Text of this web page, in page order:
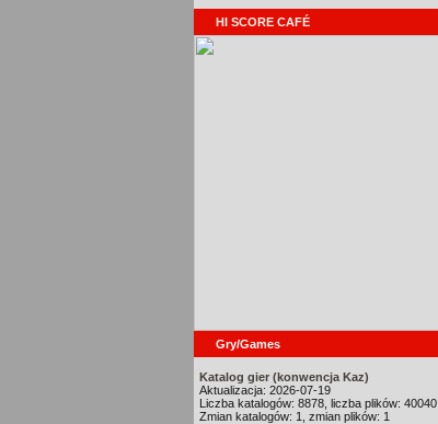
HI SCORE CAFÉ
Gry/Games
Katalog gier (konwencja Kaz)
Aktualizacja: 2026-07-19
Liczba katalogów: 8878, liczba plików: 40040
Zmian katalogów: 1, zmian plików: 1